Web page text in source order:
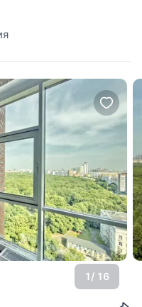
прихожая, кухня с
спальня с
кабиной, вторая
1/ 16